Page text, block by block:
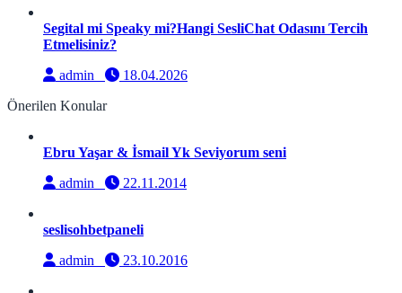
Segital mi Speaky mi?Hangi SesliChat Odasını Tercih
Etmelisiniz?
admin
18.04.2026
Önerilen Konular
Ebru Yaşar & İsmail Yk Seviyorum seni
admin
22.11.2014
seslisohbetpaneli
admin
23.10.2016